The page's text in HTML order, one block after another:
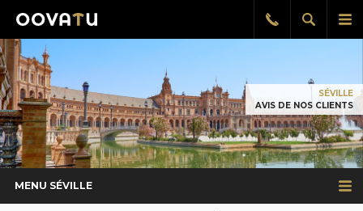
le
Afficher
la
Rappel
gratuit
SÉVILLE
AVIS DE NOS CLIENTS
MENU SÉVILLE